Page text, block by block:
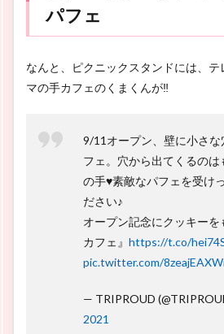
パフェ
なんと、ピクニックスタンドには、テ
マの手カフェのくまくんが‼
9/11オープン、壁に小さな
フェ。穴から出てくるの
の手♥素敵なパフェを受け
ださい♪
オープン記念にクッキー
カフェ』 https://t.co/
pic.twitter.com/
— TRIPROUD
2021